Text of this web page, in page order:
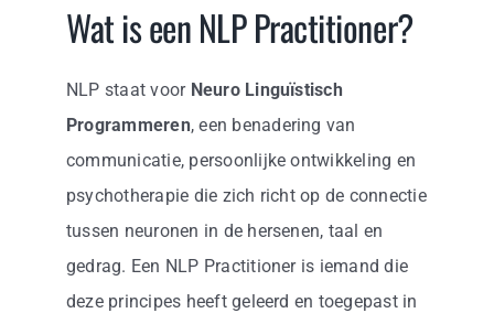
Wat is een NLP Practitioner?
NLP staat voor Neuro Linguïstisch
Programmeren, een benadering van
communicatie, persoonlijke ontwikkeling en
psychotherapie die zich richt op de connectie
tussen neuronen in de hersenen, taal en
gedrag. Een NLP Practitioner is iemand die
deze principes heeft geleerd en toegepast in